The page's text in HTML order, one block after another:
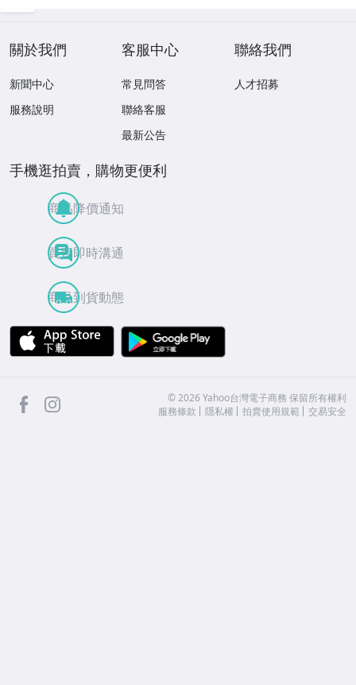
關於我們
新聞中心
服務說明
客服中心
常見問答
聯絡客服
最新公告
聯絡我們
人才招募
手機逛拍賣，購物更便利
商品降價通知
買賣即時溝通
商品到貨動態
APP Store
facebook ©2026 Yahoo台灣電子商務 保留所有權利
服務條款
隱私權 拍賣使用規範 交易安全